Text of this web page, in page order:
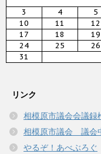
3
4 5
10
11 12
17
18 19
24
25 26
31
リンク
相模原市議会会議録
相模原市議会 議会
やるぞ！あべぶろぐ